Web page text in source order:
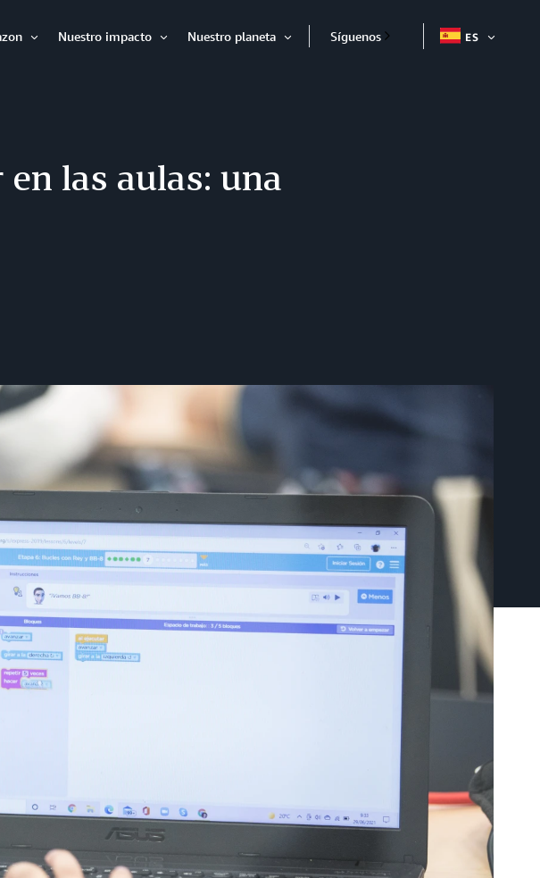
Nuestro impacto
Nuestro planeta
Expandir
Síguenos ES
las aulas: una